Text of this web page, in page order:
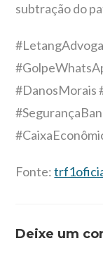
subtração do
#DanosMorais
Fonte:
Deixe um